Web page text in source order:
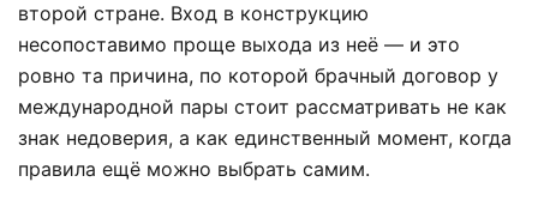
второй стране. Вход в конструкцию
несопоставимо проще выхода из неё — и это
ровно та причина, по которой брачный договор у
международной пары стоит рассматривать не как
знак недоверия, а как единственный момент, когда
правила ещё можно выбрать самим.